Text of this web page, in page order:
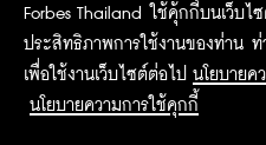
Forbes Thailand ใช้คุ้กกี้บนเว็บไซ
ประสิทธิภาพการใช้งานของท่าน
เพื่อใช้งานเว็บไซต์ต่อไป นโยบายค
นโยบายความการใช้คุกกี้
SUBSCRIPTION
Tel. 0-2616-4726